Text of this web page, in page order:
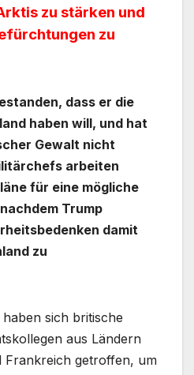
zu stärken und
zu
dass er die
haben will, und hat
Gewalt nicht
arbeiten
für eine mögliche
Trump
damit
zu
sich britische
aus Ländern
Frankreich getroffen, um